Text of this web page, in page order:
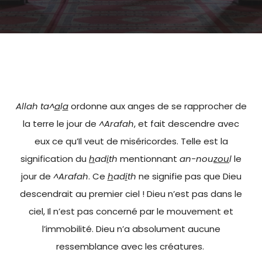
Allah ta^alaordonne aux anges de se rapprocher de
la terre le jour de ^Arafah, et fait descendre avec
eux ce qu’Il veut de miséricordes. Telle est la
signification du hadith mentionnant an-nouzoulle
jour de ^Arafah. Ce hadith ne signifie pas que Dieu
descendrait au premier ciel ! Dieu n’est pas dans le
ciel, Il n’est pas concerné par le mouvement et
l’immobilité. Dieu n’a absolument aucune
ressemblance avec les créatures.